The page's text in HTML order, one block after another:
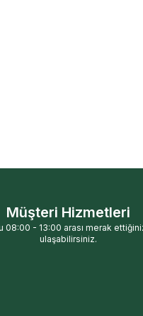
Müşteri Hizmetleri
- 13:00 arası merak
ulaşabilirsiniz.